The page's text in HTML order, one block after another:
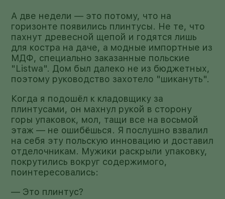
А две недели — это потому, что на
горизонте появились плинтусы. Не те, что
пахнут древесной щепой и годятся лишь
для костра на даче, а модные импортные из
МДФ, специально заказанные польские
"Listwa". Дом был далеко не из бюджетных,
поэтому руководство захотело "шикануть".
Когда я подошёл к кладовщику за
плинтусами, он махнул рукой в сторону
горы упаковок, мол, тащи все на восьмой
этаж — не ошибёшься. Я послушно взвалил
на себя эту польскую инновацию и доставил
отделочникам. Мужики раскрыли упаковку,
покрутились вокруг содержимого,
поинтересовались:
— Это плинтус?